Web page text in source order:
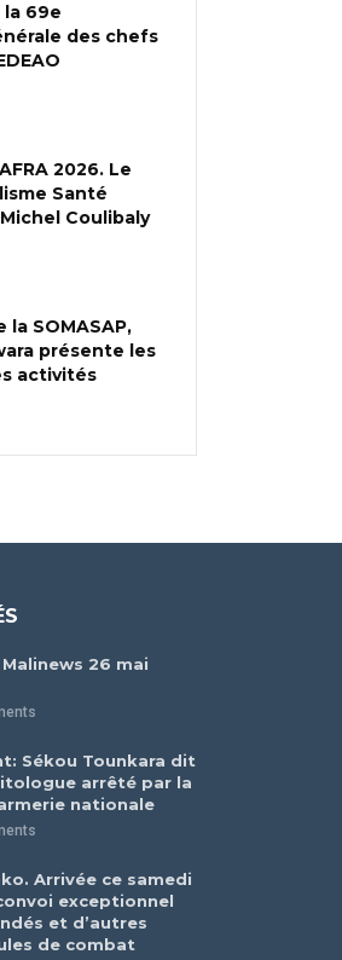
la 69e
des chefs
2026. Le
Santé
Coulibaly
la SOMASAP,
présente les
activités
Malinews 26 mai
Sékou Tounkara dit
arrêté par la
nationale
Arrivée ce samedi
exceptionnel
et d’autres
de combat